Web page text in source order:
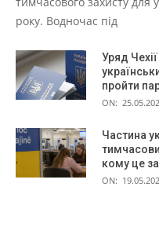
року. Водночас під
Уряд
пройти
ON:
Частина
кому це
ON: